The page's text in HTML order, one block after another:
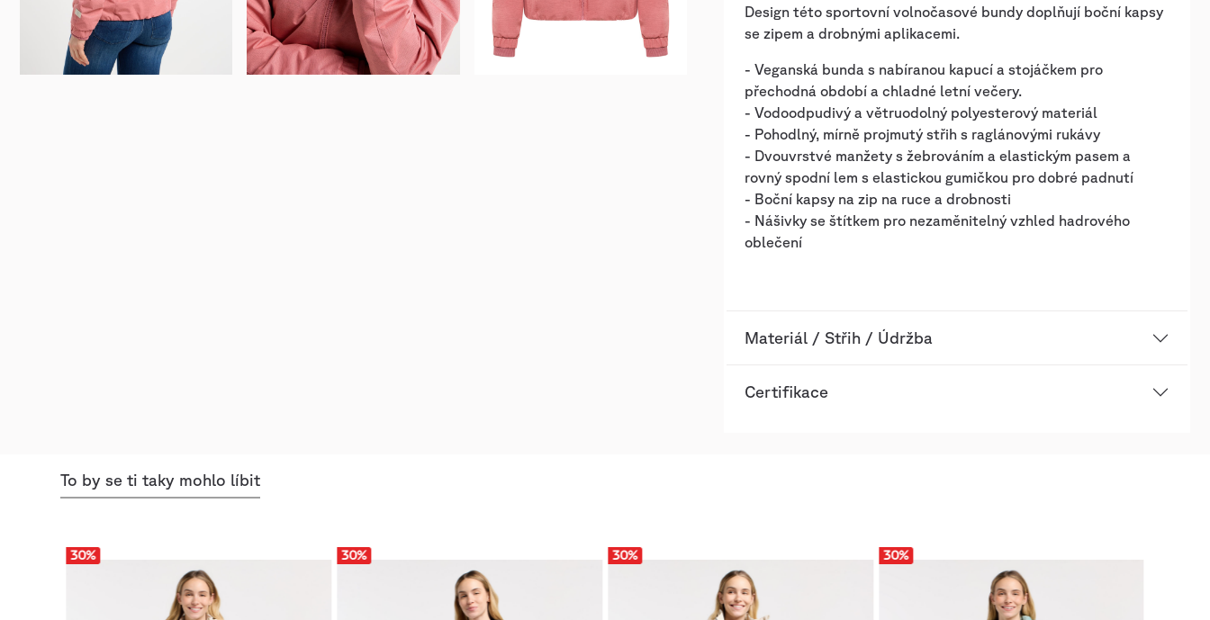
Design této sportovní volnočasové bundy doplňují boční kapsy
se zipem a drobnými aplikacemi.
- Veganská bunda s nabíranou kapucí a stojáčkem pro
přechodná období a chladné letní večery.
- Vodoodpudivý a větruodolný polyesterový materiál
- Pohodlný, mírně projmutý střih s raglánovými rukávy
- Dvouvrstvé manžety s žebrováním a elastickým pasem a
rovný spodní lem s elastickou gumičkou pro dobré padnutí
- Boční kapsy na zip na ruce a drobnosti
- Nášivky se štítkem pro nezaměnitelný vzhled hadrového
oblečení
Materiál / Střih / Údržba
Certifikace
To by se ti taky mohlo líbit
30% 30% 30% 30%